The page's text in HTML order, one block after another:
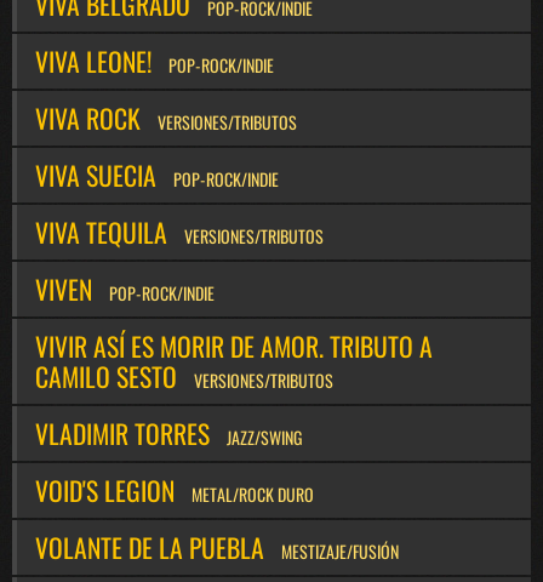
POP-ROCK/INDIE
VIVA LEONE! POP-ROCK/INDIE
VIVA ROCK VERSIONES/TRIBUTOS
VIVA SUECIA POP-ROCK/INDIE
VIVA TEQUILA VERSIONES/TRIBUTOS
VIVEN POP-ROCK/INDIE
VIVIR ASÍ ES MORIR DE AMOR. TRIBUTO A
CAMILO SESTO VERSIONES/TRIBUTOS
VLADIMIR TORRES JAZZ/SWING
VOID'S LEGION METAL/ROCK DURO
VOLANTE DE LA PUEBLA MESTIZAJE/FUSIÓN